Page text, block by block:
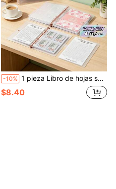
-10% 1 pieza Libro de hojas sueltas del Reto de Ahorro de 100 Días (52 hojas, 104 páginas), con patrón de flor de cerezo, para planificación personal de ahorro de $5 durante 100 días, $050, regalo para amigos y familia, uso diario y vuelta al colegio
$8.40